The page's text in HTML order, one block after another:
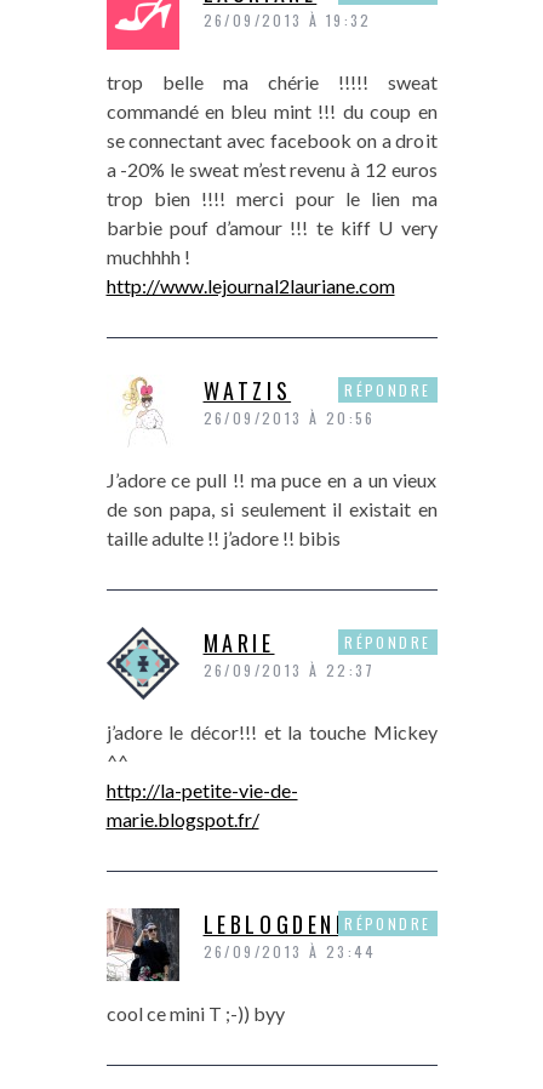
26/09/2013 À 19:32
trop belle ma chérie !!!!! sweat
commandé en bleu mint !!! du coup en
se connectant avec facebook on a droit
a -20% le sweat m’est revenu à 12 euros
trop bien !!!! merci pour le lien ma
barbie pouf d’amour !!! te kiff U very
muchhhh !
http://www.lejournal2lauriane.com
WATZIS
26/09/2013 À 20:56
J’adore ce pull !! ma puce en a un vieux
de son papa, si seulement il existait en
taille adulte !! j’adore !! bibis
RÉPONDRE
MARIE
26/09/2013 À 22:37
j’adore le décor!!! et la touche Mickey
^^
http://la-petite-vie-de-
marie.blogspot.fr/
RÉPONDRE
LEBLOGDENINI
26/09/2013 À 23:44
cool ce mini T ;-)) byy
RÉPONDRE